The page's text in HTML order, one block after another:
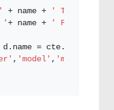
+ name + ' TO DISK = '
' + name +
' FROM DISK
d.name =
, 'model' , 'msdb'